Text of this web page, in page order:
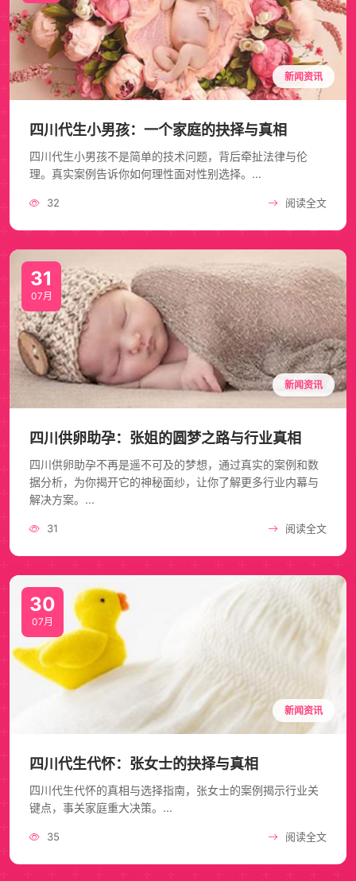
新闻资讯
四川代生小男孩：一个家庭的抉择与真相
四川代生小男孩不是简单的技术问题，背后牵扯法律与伦
理。真实案例告诉你如何理性面对性别选择。...
32 阅读全文
31
07月
新闻资讯
四川供卵助孕：张姐的圆梦之路与行业真相
四川供卵助孕不再是遥不可及的梦想，通过真实的案例和数
据分析，为你揭开它的神秘面纱，让你了解更多行业内幕与
解决方案。...
31 阅读全文
30
07月
新闻资讯
四川代生代怀：张女士的抉择与真相
四川代生代怀的真相与选择指南，张女士的案例揭示行业关
键点，事关家庭重大决策。...
35 阅读全文